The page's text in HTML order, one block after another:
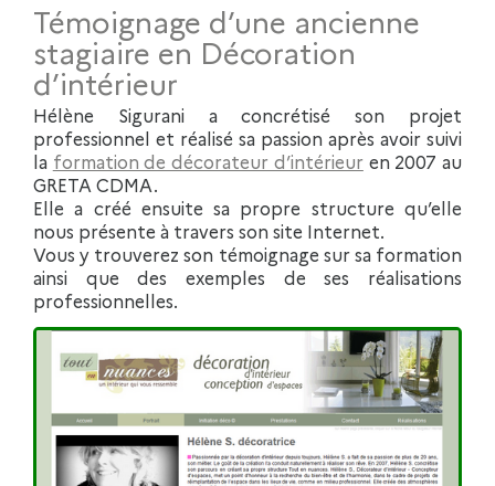
Témoignage d’une ancienne
stagiaire en Décoration
d’intérieur
Hélène Sigurani a concrétisé son projet
professionnel et réalisé sa passion après avoir suivi
la formation de décorateur d’intérieur en 2007 au
GRETA CDMA.
Elle a créé ensuite sa propre structure qu’elle
nous présente à travers son site Internet.
Vous y trouverez son témoignage sur sa formation
ainsi que des exemples de ses réalisations
professionnelles.